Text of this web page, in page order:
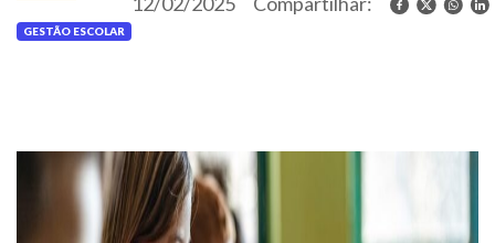
GESTÃO ESCOLAR